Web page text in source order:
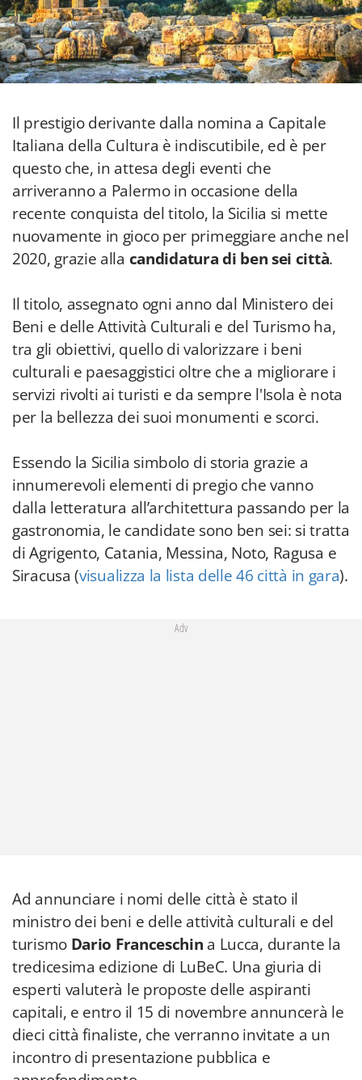
Il prestigio derivante dalla nomina a Capitale
Italiana della Cultura è indiscutibile, ed è per
questo che, in attesa degli eventi che
arriveranno a Palermo in occasione della
recente conquista del titolo, la Sicilia si mette
nuovamente in gioco per primeggiare anche nel
2020, grazie alla candidatura di ben sei città.
Il titolo, assegnato ogni anno dal Ministero dei
Beni e delle Attività Culturali e del Turismo ha,
tra gli obiettivi, quello di valorizzare i beni
culturali e paesaggistici oltre che a migliorare i
servizi rivolti ai turisti e da sempre l'Isola è nota
per la bellezza dei suoi monumenti e scorci.
Essendo la Sicilia simbolo di storia grazie a
innumerevoli elementi di pregio che vanno
dalla letteratura all’architettura passando per la
gastronomia, le candidate sono ben sei: si tratta
di Agrigento, Catania, Messina, Noto, Ragusa e
Siracusa (visualizza la lista delle 46 città in gara).
Adv
Ad annunciare i nomi delle città è stato il
ministro dei beni e delle attività culturali e del
turismoDario Franceschin a Lucca, durante la
tredicesima edizione di LuBeC. Una giuria di
esperti valuterà le proposte delle aspiranti
capitali, e entro il 15 di novembre annuncerà le
dieci città finaliste, che verranno invitate a un
incontro di presentazione pubblica e